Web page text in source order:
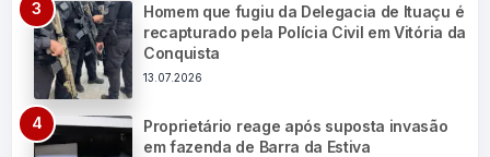
Homem que fugiu da Delegacia de Ituaçu é
recapturado pela Polícia Civil em Vitória da
Conquista
13.07.2026
Proprietário reage após suposta invasão
em fazenda de Barra da Estiva